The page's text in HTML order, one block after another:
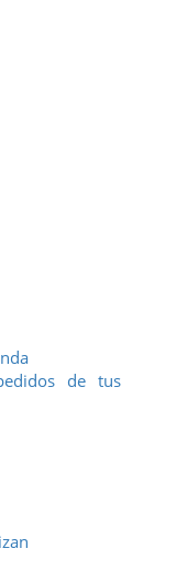
de tus